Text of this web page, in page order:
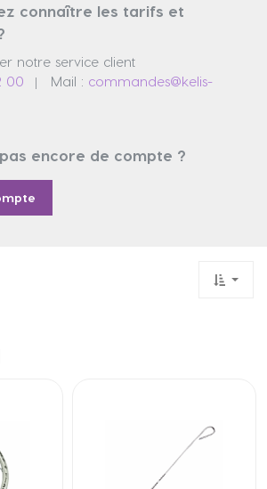
connaître les tarifs et
notre service client
00 | Mail : commandes@kelis-
encore de compte ?